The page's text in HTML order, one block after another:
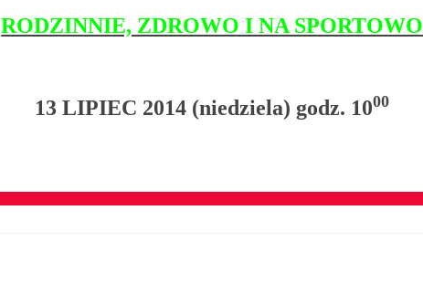
RODZINNIE, ZDROWO I NA SPORTOWO
13 LIPIEC 2014 (niedziela) godz. 1000